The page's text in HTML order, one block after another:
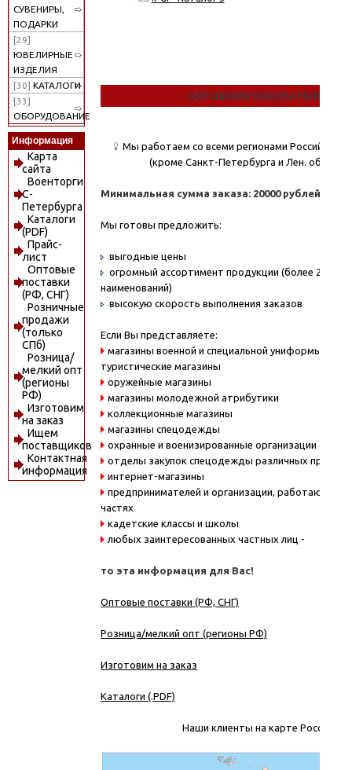
СУВЕНИРЫ,
ПОДАРКИ
[29]
ЮВЕЛИРНЫЕ
ИЗДЕЛИЯ
[30] КАТАЛОГИ
[33]
ОБОРУДОВАНИЕ
Информация
Карта
сайта
Военторги
С-
Петербурга
Каталоги
(PDF)
Прайс-
лист
Оптовые
поставки
(РФ, СНГ)
Розничные
продажи
(только
СПб)
Розница/
мелкий опт
(регионы
РФ)
Изготовим
на заказ
Ищем
поставщиков
Контактная
информация
ОПТОВОМУ ПОКУПАТЕЛЮ
Мы работаем со всеми регионами Российской
(кроме Санкт-Петербурга и Лен.
Минимальная сумма заказа: 20000 рублей.
Мы готовы предложить:
выгодные цены
огромный ассортимент продукции (более 20000
наименований)
высокую скорость выполнения заказов
Если Вы представляете:
магазины военной и специальной униформы -
туристические магазины
оружейные магазины
магазины молодежной атрибутики
коллекционные магазины
магазины спецодежды
охранные и военизированные организации
отделы закупок спецодежды различных
интернет-магазины
предпринимателей и организации, работающие в
частях
кадетские классы и школы
любых заинтересованных частных лиц -
то эта информация для Вас!
Оптовые поставки (РФ, СНГ)
Розница/мелкий опт (регионы РФ)
Изготовим на заказ
Каталоги (.PDF)
Наши клиенты на карте России